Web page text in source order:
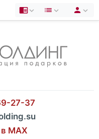
27-37
MAX